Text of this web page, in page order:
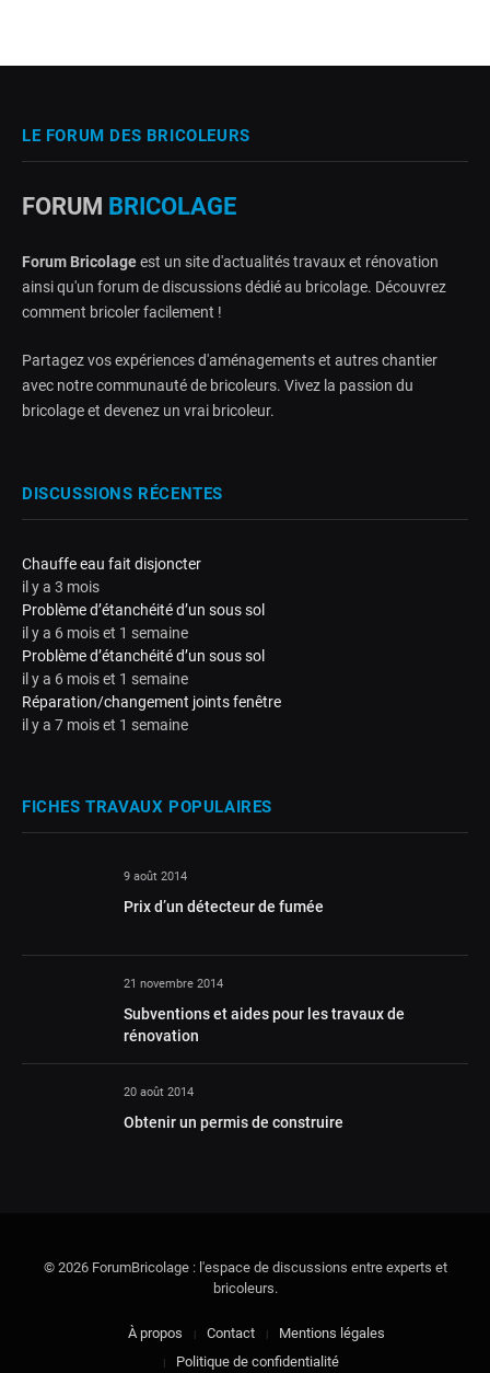
LE FORUM DES BRICOLEURS
FORUM BRICOLAGE
Forum Bricolageest un site d'actualités travaux et rénovation
ainsi qu'un forum de discussions dédié au bricolage. Découvrez
comment bricoler facilement !
Partagez vos expériences d'aménagements et autres chantier
avec notre communauté de bricoleurs. Vivez la passion du
bricolage et devenez un vrai bricoleur.
DISCUSSIONS RÉCENTES
Chauffe eau fait disjoncter
il y a 3 mois
Problème d’étanchéité d’un sous sol
il y a 6 mois et 1 semaine
Problème d’étanchéité d’un sous sol
il y a 6 mois et 1 semaine
Réparation/changement joints fenêtre
il y a 7 mois et 1 semaine
FICHES TRAVAUX POPULAIRES
9 août 2014
Prix d’un détecteur de fumée
21 novembre 2014
Subventions et aides pour les travaux de
rénovation
20 août 2014
Obtenir un permis de construire
© 2026 ForumBricolage : l'espace de discussions entre experts et
bricoleurs.
À propos Contact
Mentions légales
Politique de confidentialité